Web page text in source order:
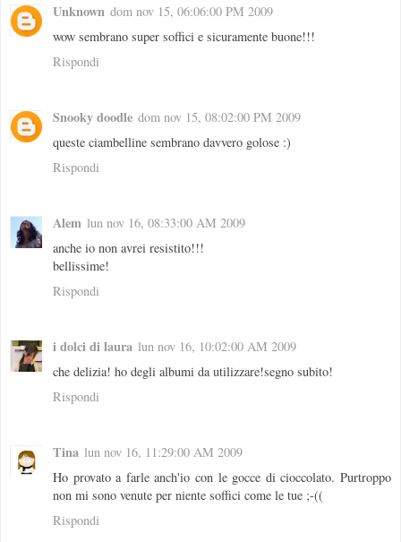
Unknown dom nov 15, 06:06:00 PM 2009
wow sembrano super soffici e sicuramente buone!!!
Rispondi
Snooky doodle dom nov 15, 08:02:00 PM 2009
queste ciambelline sembrano davvero golose :)
Rispondi
Alem lun nov 16, 08:33:00 AM 2009
anche io non avrei resistito!!!
bellissime!
Rispondi
i dolci di laura lun nov 16, 10:02:00 AM 2009
che delizia! ho degli albumi da utilizzare!segno subito!
Rispondi
Tina lun nov 16, 11:29:00 AM 2009
Ho provato a farle anch'io con le gocce di cioccolato. Purtroppo
non mi sono venute per niente soffici come le tue ;-((
Rispondi